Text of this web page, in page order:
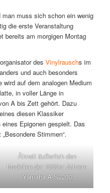
muss sich schon ein wenig
die erste Veranstaltung
bereits am morgigen Montag
des Vinylrauschs im
und auch besonders
auf dem analogen Medium
in voller Länge in
A bis Zett gehört. Dazu
diesen Klassiker
Epigonen gespielt. Das
Stimmen“.
Ähnelt äußerlich den
Modellen der 1980er Jahren:
Yamaha A-S2200